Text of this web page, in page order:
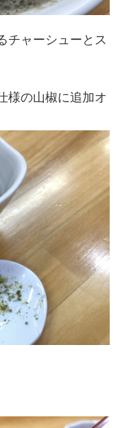
チャーシューとス
様の山椒に追加オ